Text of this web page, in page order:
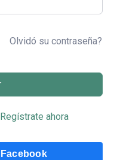
Olvidó su contraseña?
Regístrate ahora
Facebook